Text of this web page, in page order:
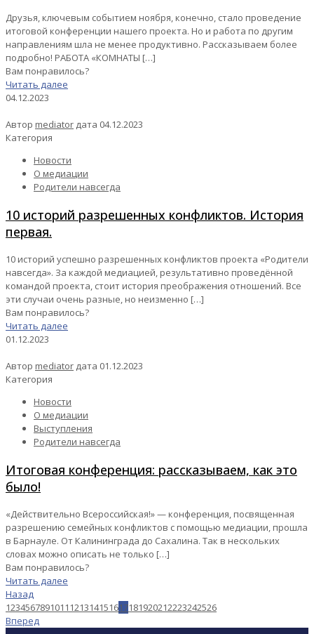
Друзья, ключевым событием ноября, конечно, стало проведение
итоговой конференции нашего проекта. Но и работа по другим
направлениям шла не менее продуктивно. Рассказываем более
подробно! РАБОТА «КОМНАТЫ […]
Вам понравилось?
Читать далее
04.12.2023
Автор mediator дата 04.12.2023
Категория
Новости
О медиации
Родители навсегда
10 историй разрешенных конфликтов. История
первая.
10 историй успешно разрешенных конфликтов проекта «Родители
навсегда». За каждой медиацией, результативно проведённой
командой проекта, стоит история преображения отношений. Все
эти случаи очень разные, но неизменно […]
Вам понравилось?
Читать далее
01.12.2023
Автор mediator дата 01.12.2023
Категория
Новости
О медиации
Выступления
Родители навсегда
Итоговая конференция: рассказываем, как это
было!
«Действительно Всероссийская!» — конференция, посвященная
разрешению семейных конфликтов с помощью медиации, прошла
в Барнауле. От Калининграда до Сахалина. Так в нескольких
словах можно описать не только […]
Вам понравилось?
Читать далее
Назад
1234567891011121314151617181920212223242526
Вперед